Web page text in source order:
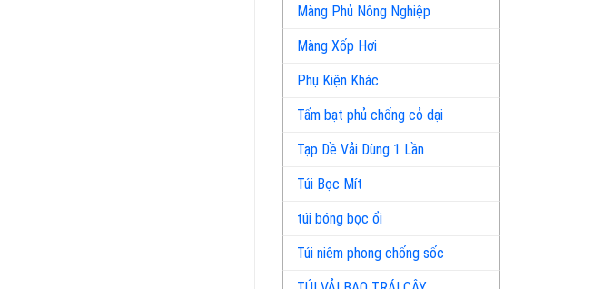
Màng Phủ Nông Nghiệp
Màng Xốp Hơi
Phụ Kiện Khác
Tấm bạt phủ chống cỏ dại
Tạp Dề Vải Dùng 1 Lần
Túi Bọc Mít
túi bóng bọc ổi
Túi niêm phong chống sốc